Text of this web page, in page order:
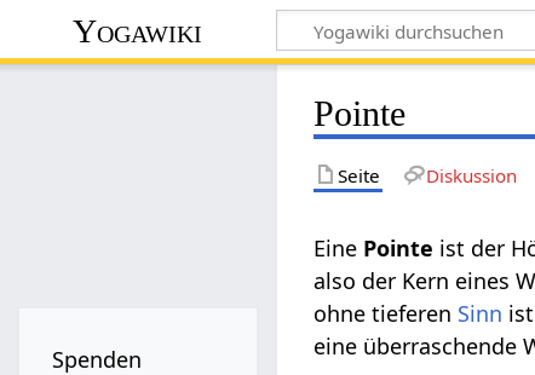
Yogawiki
Pointe
Seite Diskussion
Eine Pointe ist der
also der Kern eines
ohne tieferen Sinn
eine überraschende
Spenden